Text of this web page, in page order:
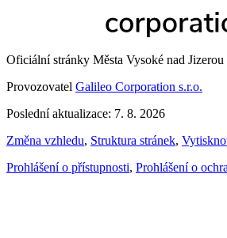
Oficiální stránky Města Vysoké nad
Provozovatel Galileo Corporation s.r.o.
Poslední aktualizace: 7. 8. 2026
Změna vzhledu, Struktura stránek,
Prohlášení o přístupnosti, Prohlášení o